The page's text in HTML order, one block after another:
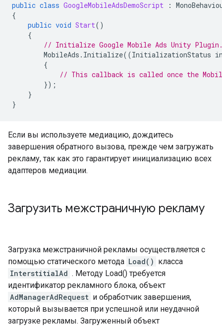
public class GoogleMobileAdsDemoScript :
{
public void Start()
{
// Initialize Google Mobile Ads Unity Plugin
MobileAds . Initialize((InitializationStatus
{
// This callback is called once the
});
}
}
Если вы используете медиацию, дождитесь
завершения обратного вызова, прежде чем загружать
рекламу, так как это гарантирует инициализацию всех
адаптеров медиации.
Загрузить межстраничную рекламу
Загрузка межстраничной рекламы осуществляется с
помощью статического метода Load() класса
InterstitialAd . Методу Load() требуется
идентификатор рекламного блока, объект
AdManagerAdRequest и обработчик завершения,
который вызывается при успешной или неудачной
загрузке рекламы. Загруженный объект